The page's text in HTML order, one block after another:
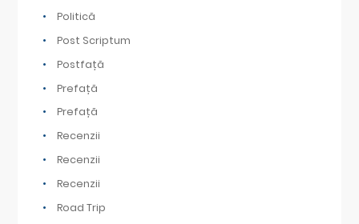
Politică
Post Scriptum
Postfață
Prefață
Prefață
Recenzii
Recenzii
Recenzii
Road Trip